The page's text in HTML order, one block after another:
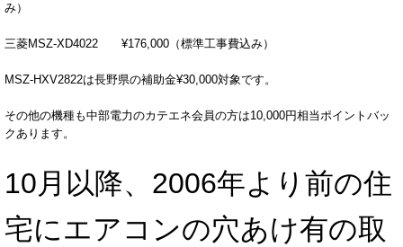
み）
三菱MSZ-XD4022 ¥176,000（標準工事費込み）
MSZ-HXV2822は長野県の補助金¥30,000対象です。
その他の機種も中部電力のカテエネ会員の方は10,000円相当ポイントバッ
クあります。
10月以降、2006年より前の住
宅にエアコンの穴あけ有の取